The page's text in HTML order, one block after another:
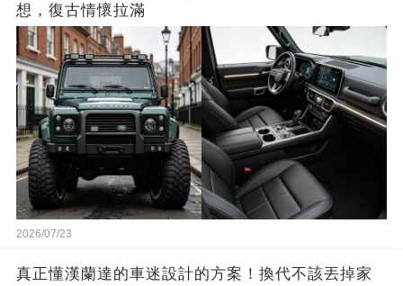
想，復古情懷拉滿
2026/07/23
真正懂漢蘭達的車迷設計的方案！換代不該丟掉家